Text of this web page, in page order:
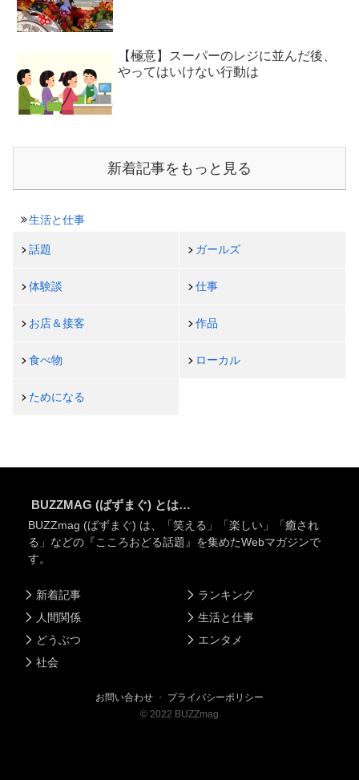
【極意】スーパーのレジに並んだ後、
やってはいけない行動は
新着記事をもっと見る
生活と仕事
話題 ガールズ
体験談 仕事
お店＆接客 作品
食べ物 ローカル
ためになる
BUZZMAG (ばずまぐ) とは…
BUZZmag (ばずまぐ) は、「笑える」「楽しい」「癒され
る」などの『こころおどる話題』を集めたWebマガジンで
す。
新着記事
人間関係
どうぶつ
社会
ランキング
生活と仕事
エンタメ
お問い合わせ ・ プライバシーポリシー
© 2022 BUZZmag